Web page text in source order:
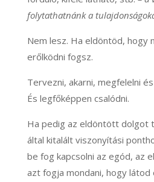
folytathatnánk a
Nem lesz. Ha eldöntöd, hogy
erőlködni fogsz.
Tervezni, akarni, megfelelni
És legfőképpen csalódni.
Ha pedig az eldöntött dolgot
által kitalált viszonyítási
be fog kapcsolni az egód, az
azt fogja mondani, hogy látod